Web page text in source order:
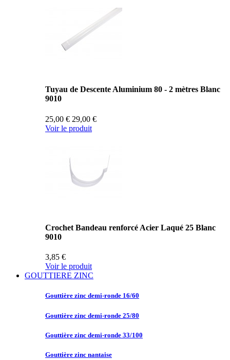
Tuyau de Descente Aluminium 80 - 2 mètres Blanc
9010
25,00 € 29,00 €
Voir le produit
Crochet Bandeau renforcé Acier Laqué 25 Blanc
9010
3,85 €
Voir le produit
GOUTTIERE ZINC
Gouttière zinc demi-ronde 16/60
Gouttière zinc demi-ronde 25/80
Gouttière zinc demi-ronde 33/100
Gouttière zinc nantaise